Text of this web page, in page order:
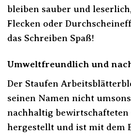
bleiben sauber und
Flecken oder
das Schreiben Spaß!
Umweltfreundlich und
Der Staufen
seinen Namen nicht
nachhaltig bewirtschafteten
hergestellt und ist mit dem